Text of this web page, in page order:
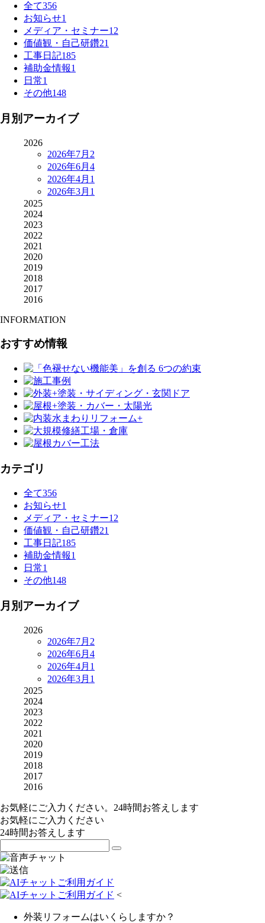
全て356
お知らせ1
メディア・セミナー12
価値観・自己研鑽21
工事日記185
補助金情報1
日常1
その他148
月別アーカイブ
2026
2026年7月 2
2026年6月 4
2026年4月 1
2026年3月 1
2025
2024
2023
2022
2021
2020
2019
2018
2017
2016
INFORMATION
おすすめ情報
カテゴリ
全て356
お知らせ1
メディア・セミナー12
価値観・自己研鑽21
工事日記185
補助金情報1
日常1
その他148
月別アーカイブ
2026
2026年7月 2
2026年6月 4
2026年4月 1
2026年3月 1
2025
2024
2023
2022
2021
2020
2019
2018
2017
2016
お気軽にご入力ください。24時間お答えします
お気軽にご入力ください
24時間お答えします
<
外装リフォームはいくらしますか？